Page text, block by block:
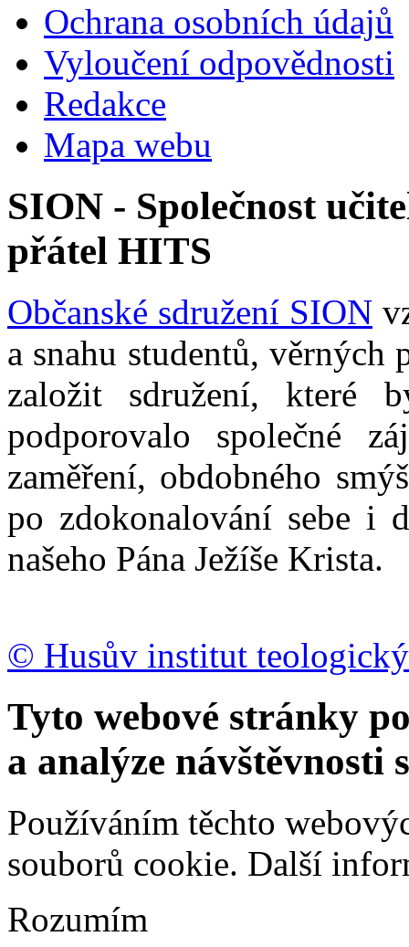
Ochrana osobních údajů
Vyloučení odpovědnosti
Redakce
Mapa webu
SION - Společnost
přátel HITS
Občanské sdružení SION
a snahu studentů, věrných
založit sdružení, které
podporovalo společné
zaměření, obdobného
po zdokonalování sebe i
našeho Pána Ježíše Krista.
© Husův institut
Tyto webové stránky
a analýze návštěvnosti
Používáním těchto
souborů cookie. Další
Rozumím